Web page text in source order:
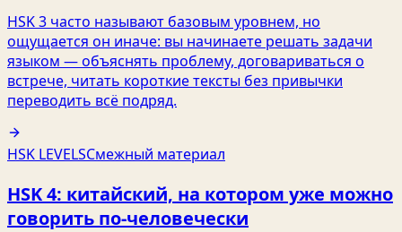
HSK 3 часто называют базовым уровнем, но
ощущается он иначе: вы начинаете решать задачи
языком — объяснять проблему, договариваться о
встрече, читать короткие тексты без привычки
переводить всё подряд.
HSK LEVELSСмежный материал
HSK 4: китайский, на котором уже можно
говорить по-человечески